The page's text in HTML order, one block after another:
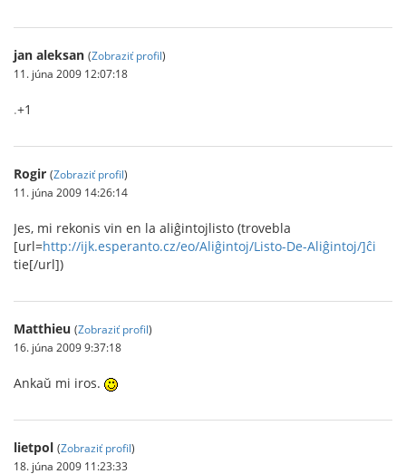
jan aleksan (Zobraziť profil)
11. júna 2009 12:07:18
.+1
Rogir (Zobraziť profil)
11. júna 2009 14:26:14
Jes, mi rekonis vin en la aliĝintojlisto (trovebla
[url=http://ijk.esperanto.cz/eo/Aliĝintoj/Listo-De-Aliĝintoj/]ĉi
tie[/url])
Matthieu (Zobraziť profil)
16. júna 2009 9:37:18
Ankaŭ mi iros.
lietpol (Zobraziť profil)
18. júna 2009 11:23:33